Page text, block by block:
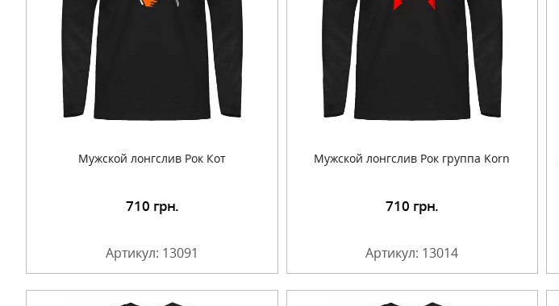
Мужской лонгслив Рок Кот
710 грн.
Артикул: 13091
Мужской лонгслив Рок группа Korn
Подробнее 710 грн.
Артикул: 13014
Подробнее